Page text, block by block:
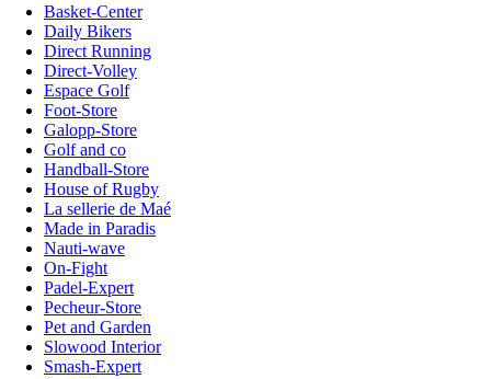
Basket-Center
Daily Bikers
Direct Running
Direct-Volley
Espace Golf
Foot-Store
Galopp-Store
Golf and co
Handball-Store
House of Rugby
La sellerie de Maé
Made in Paradis
Nauti-wave
On-Fight
Padel-Expert
Pecheur-Store
Pet and Garden
Slowood Interior
Smash-Expert